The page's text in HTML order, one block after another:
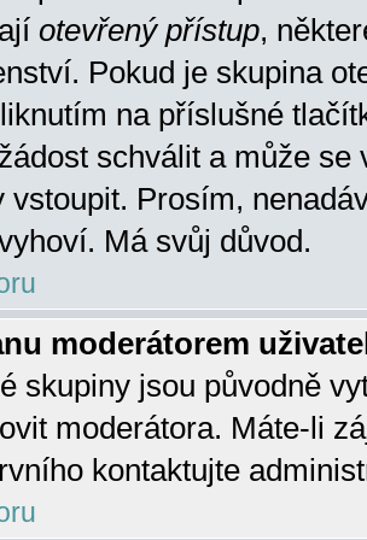
otevřený přístup,
Pokud je skupina
na příslušné
schválit a může se
vstoupit. Prosím,
Má svůj důvod.
moderátorem
skupiny jsou původně
moderátora. Máte-li
kontaktujte